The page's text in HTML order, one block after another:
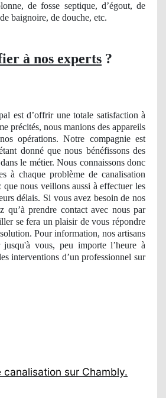
de fosse septique, d’égout, de
baignoire, de douche, etc.
à nos experts ?
est d’offrir une totale satisfaction à
précités, nous manions des appareils
opérations. Notre compagnie est
donné que nous bénéfissons des
le métier. Nous connaissons donc
à chaque problème de canalisation
que nous veillons aussi à effectuer les
délais. Si vous avez besoin de nos
qu’à prendre contact avec nous par
se fera un plaisir de vous répondre
Pour information, nos artisans
jusqu'à vous, peu importe l’heure à
interventions d’un professionnel sur
canalisation sur Chambly.